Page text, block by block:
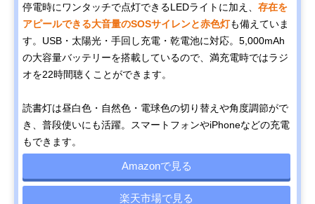
停電時にワンタッチで点灯できるLEDライトに加え、 存在を
アピールできる大音量のSOSサイレンと赤色灯も備えていま
す。USB・太陽光・手回し充電・乾電池に対応。5,000mAh
の大容量バッテリーを搭載しているので、満充電時ではラジ
オを22時間聴くことができます。
読書灯は昼白色・自然色・電球色の切り替えや角度調節がで
き、普段使いにも活躍。スマートフォンやiPhoneなどの充電
もできます。
Amazonで見る
楽天市場で見る